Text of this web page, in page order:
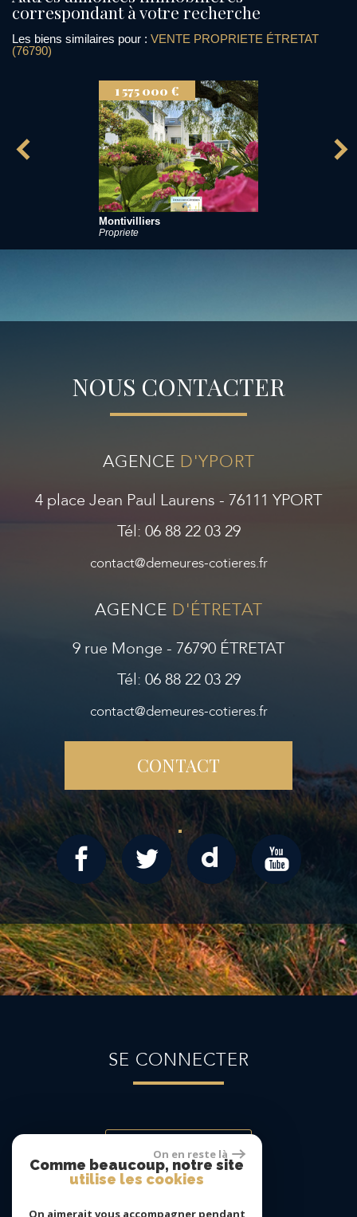
correspondant à votre recherche
Les biens similaires pour : VENTE PROPRIETE ÉTRETAT
(76790)
1 575 000 €
Montivilliers
Propriete
NOUS CONTACTER
AGENCE D'YPORT
4 place Jean Paul Laurens - 76111 YPORT
Tél: 06 88 22 03 29
contact@demeures-cotieres.fr
AGENCE D'ÉTRETAT
9 rue Monge - 76790 ÉTRETAT
Tél: 06 88 22 03 29
contact@demeures-cotieres.fr
CONTACT
SE CONNECTER
Espace propriétaire
On en reste là
Comme beaucoup, notre site
utilise les cookies
On aimerait vous accompagner pendant